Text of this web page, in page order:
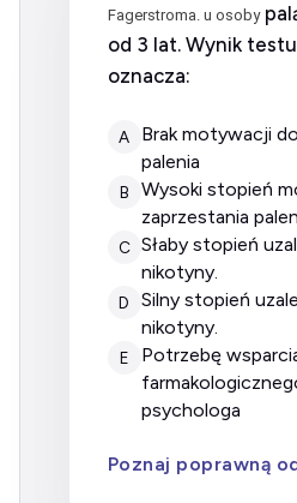
Fagerstroma. u osoby
od 3 lat. Wynik
oznacza:
A
brak motywacji do zaprzestania
palenia
B
wysoki stopień motywacji do
zaprzestania
C słaby stopień uzależnienia od
nikotyny.
D
silny stopień uzależnienia od
nikotyny.
E
potrzebę wsparcia leczenia
psychologa
Poznaj poprawną